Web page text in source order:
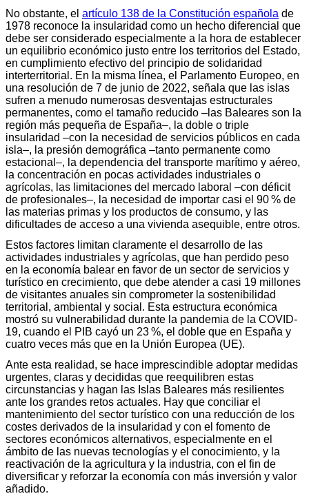
No obstante, el artículo 138 de la Constitución española de
1978 reconoce la insularidad como un hecho diferencial que
debe ser considerado especialmente a la hora de establecer
un equilibrio económico justo entre los territorios del Estado,
en cumplimiento efectivo del principio de solidaridad
interterritorial. En la misma línea, el Parlamento Europeo, en
una resolución de 7 de junio de 2022, señala que las islas
sufren a menudo numerosas desventajas estructurales
permanentes, como el tamaño reducido –las Baleares son la
región más pequeña de España–, la doble o triple
insularidad –con la necesidad de servicios públicos en cada
isla–, la presión demográfica –tanto permanente como
estacional–, la dependencia del transporte marítimo y aéreo,
la concentración en pocas actividades industriales o
agrícolas, las limitaciones del mercado laboral –con déficit
de profesionales–, la necesidad de importar casi el 90 % de
las materias primas y los productos de consumo, y las
dificultades de acceso a una vivienda asequible, entre otros.
Estos factores limitan claramente el desarrollo de las
actividades industriales y agrícolas, que han perdido peso
en la economía balear en favor de un sector de servicios y
turístico en crecimiento, que debe atender a casi 19 millones
de visitantes anuales sin comprometer la sostenibilidad
territorial, ambiental y social. Esta estructura económica
mostró su vulnerabilidad durante la pandemia de la COVID-
19, cuando el PIB cayó un 23 %, el doble que en España y
cuatro veces más que en la Unión Europea (UE).
Ante esta realidad, se hace imprescindible adoptar medidas
urgentes, claras y decididas que reequilibren estas
circunstancias y hagan las Islas Baleares más resilientes
ante los grandes retos actuales. Hay que conciliar el
mantenimiento del sector turístico con una reducción de los
costes derivados de la insularidad y con el fomento de
sectores económicos alternativos, especialmente en el
ámbito de las nuevas tecnologías y el conocimiento, y la
reactivación de la agricultura y la industria, con el fin de
diversificar y reforzar la economía con más inversión y valor
añadido.